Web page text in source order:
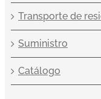
Transporte de
Suministro
Catálogo